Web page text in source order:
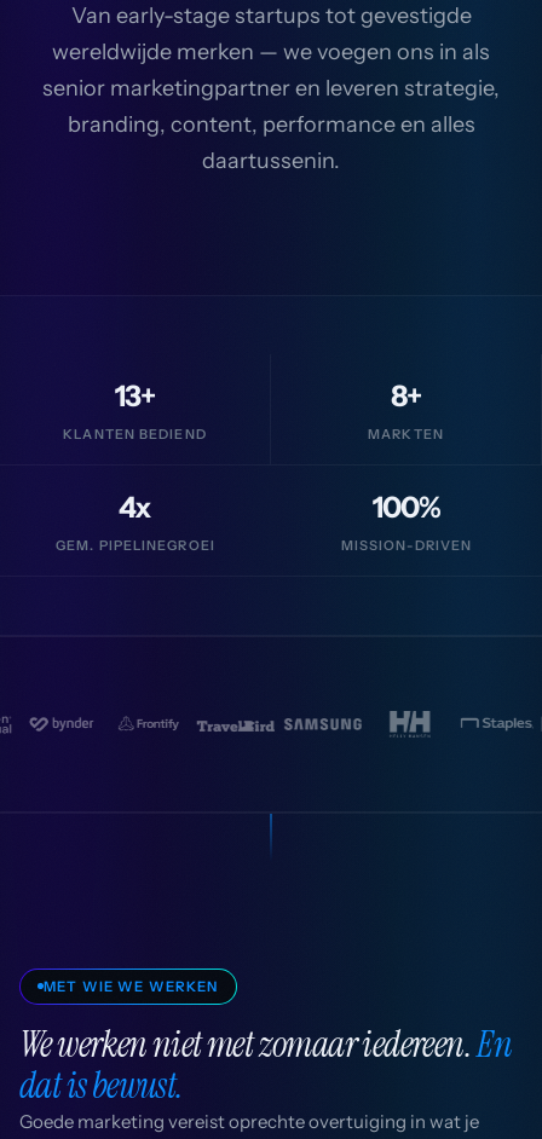
Van early-stage startups tot gevestigde
wereldwijde merken — we voegen ons in als
senior marketingpartner en leveren strategie,
branding, content, performance en alles
daartussenin.
13+
KLANTEN BEDIEND
8+
MARKTEN
4x
GEM. PIPELINEGROEI
100%
MISSION-DRIVEN
MET WIE WE WERKEN
We werken niet met zomaar iedereen.En
dat is bewust.
Goede marketing vereist oprechte overtuiging in wat je